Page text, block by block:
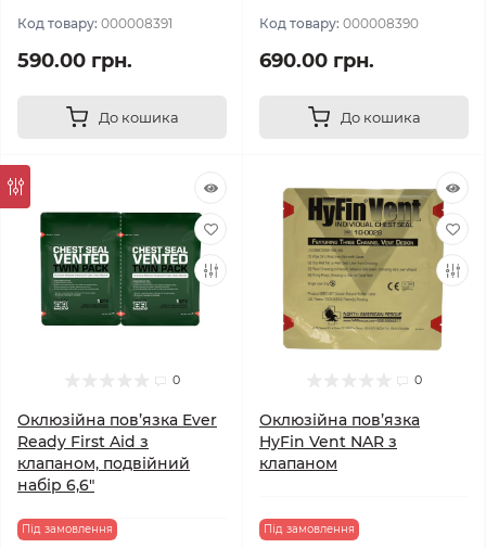
Код товару: 000008391
590.00 грн.
До кошика
Код товару: 000008390
690.00 грн.
До кошика
0
Оклюзійна пов’язка Ever
Ready First Aid з
клапаном, подвійний
набір 6,6"
Під замовлення
0
Оклюзійна пов’язка
HyFin Vent NAR з
клапаном
Під замовлення